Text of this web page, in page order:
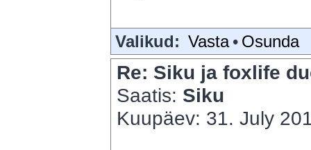
Valikud: Vasta • Osunda
Re: Siku ja foxlife
Saatis: Siku
Kuupäev: 31. July